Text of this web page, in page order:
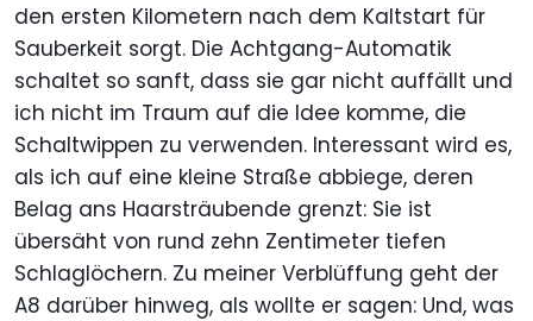
den ersten Kilometern nach dem Kaltstart für
Sauberkeit sorgt. Die Achtgang-Automatik
schaltet so sanft, dass sie gar nicht auffällt und
ich nicht im Traum auf die Idee komme, die
Schaltwippen zu verwenden. Interessant wird es,
als ich auf eine kleine Straße abbiege, deren
Belag ans Haarsträubende grenzt: Sie ist
übersäht von rund zehn Zentimeter tiefen
Schlaglöchern. Zu meiner Verblüffung geht der
A8 darüber hinweg, als wollte er sagen: Und, was